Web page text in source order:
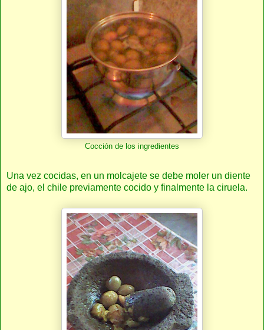
Cocción de los ingredientes
Una vez cocidas, en un molcajete se debe moler un diente
de ajo, el chile previamente cocido y finalmente la ciruela.